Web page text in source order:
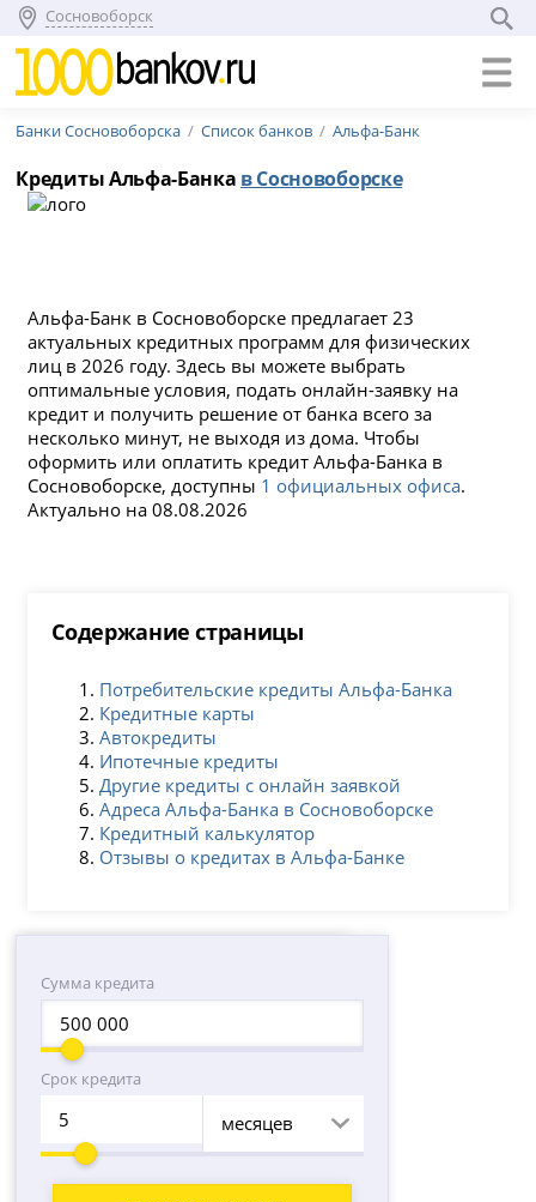
Сосновоборск
Банки Сосновоборска Список банков Альфа-Банк
Кредиты Альфа-Банка в Сосновоборске
Альфа-Банк в Сосновоборске предлагает 23
актуальных кредитных программ для физических
лиц в 2026 году. Здесь вы можете выбрать
оптимальные условия, подать онлайн-заявку на
кредит и получить решение от банка всего за
несколько минут, не выходя из дома. Чтобы
оформить или оплатить кредит Альфа-Банка в
Сосновоборске, доступны 1 официальных офиса.
Актуально на 08.08.2026
Содержание страницы
Потребительские кредиты Альфа-Банка
Кредитные карты
Автокредиты
Ипотечные кредиты
Другие кредиты с онлайн заявкой
Адреса Альфа-Банка в Сосновоборске
Кредитный калькулятор
Отзывы о кредитах в Альфа-Банке
Сумма кредита
Срок кредита
месяцев